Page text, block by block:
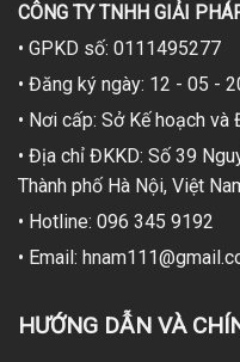
CÔNG TY TNHH GIẢI
• GPKD số: 0111495277
• Đăng ký ngày: 12 - 05 -
• Nơi cấp: Sở Kế hoạch
• Địa chỉ ĐKKD: Số 39
Thành phố Hà Nội, Việt
• Hotline: 096 345 9192
• Email:
HƯỚNG DẪN VÀ